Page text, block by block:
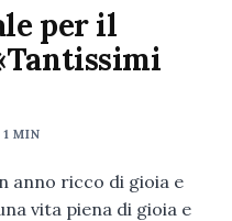
per il
1 MIN
anno ricco di gioia e
vita piena di gioia e